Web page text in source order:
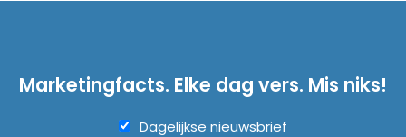
Marketingfacts. Elke dag vers. Mis niks!
Dagelijkse nieuwsbrief